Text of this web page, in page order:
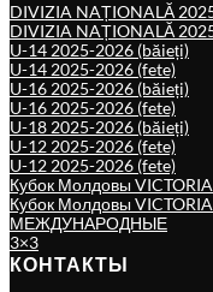
DIVIZIA NAȚIONALĂ
DIVIZIA NAȚIONALĂ
U-14 2025-2026 (băieți)
U-14 2025-2026 (fete)
U-16 2025-2026 (băieți)
U-16 2025-2026 (fete)
U-18 2025-2026 (băieți)
U-12 2025-2026 (fete)
U-12 2025-2026 (fete)
Кубок Молдовы
Кубок Молдовы
МЕЖДУНАРОДНЫЕ
3×3
КОНТАКТЫ